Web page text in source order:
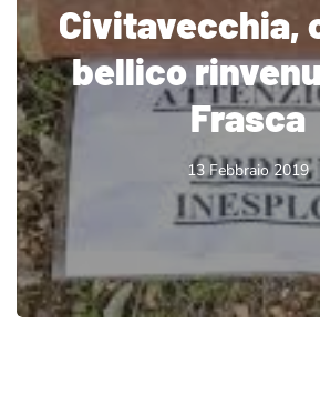
Civitavecchia,
bellico
Frasca
13 Febbraio 2019